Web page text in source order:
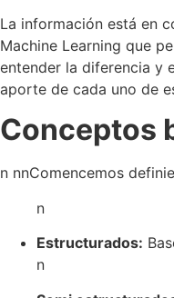
La información está en
Machine Learning que
entender la diferencia y
aporte de cada uno de
Conceptos
n nnComencemos
n
Estructurados:
n